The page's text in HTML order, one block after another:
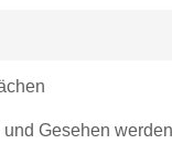
Gesehen